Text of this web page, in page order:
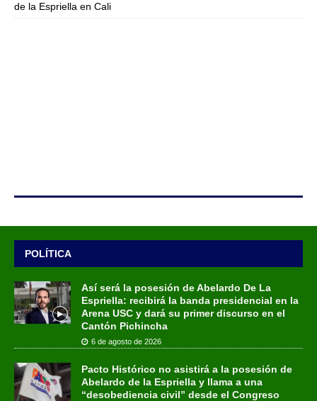
de la Espriella en Cali
POLÍTICA
Así será la posesión de Abelardo De La
Espriella: recibirá la banda presidencial en la
Arena USC y dará su primer discurso en el
Cantón Pichincha
6 de agosto de 2026
Pacto Histórico no asistirá a la posesión de
Abelardo de la Espriella y llama a una
“desobediencia civil” desde el Congreso